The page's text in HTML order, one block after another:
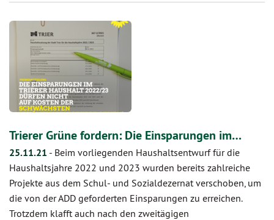
Trierer Grüne fordern: Die Einsparungen im…
25.11.21 - Beim vorliegenden Haushaltsentwurf für die
Haushaltsjahre 2022 und 2023 wurden bereits zahlreiche
Projekte aus dem Schul- und Sozialdezernat verschoben, um
die von der ADD geforderten Einsparungen zu erreichen.
Trotzdem klafft auch nach den zweitägigen